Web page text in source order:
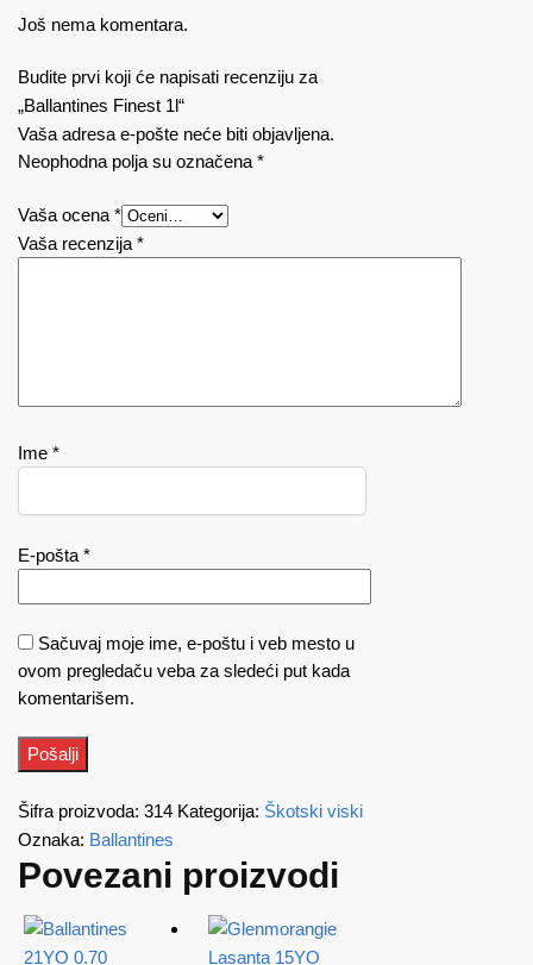
Još nema komentara.
Budite prvi koji će napisati recenziju za
„Ballantines Finest 1l“
Vaša adresa e-pošte neće biti objavljena.
Neophodna polja su označena*
Vaša ocena *
Vaša recenzija *
Ime *
E-pošta *
Sačuvaj moje ime, e-poštu i veb mesto u
ovom pregledaču veba za sledeći put kada
komentarišem.
Šifra proizvoda: 314 Kategorija: Škotski viski
Oznaka: Ballantines
Povezani proizvodi